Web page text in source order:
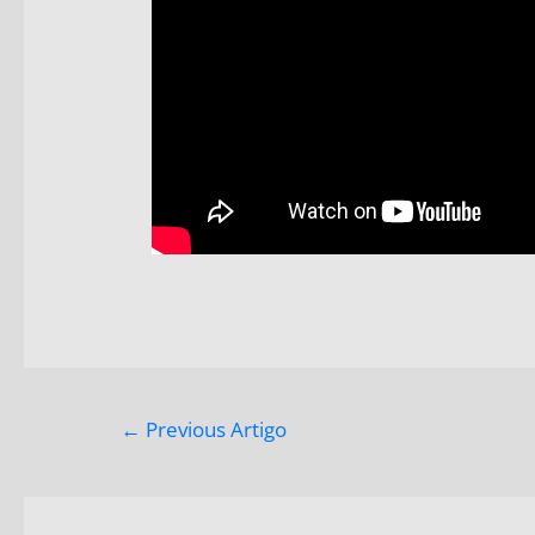
← Previous Artigo